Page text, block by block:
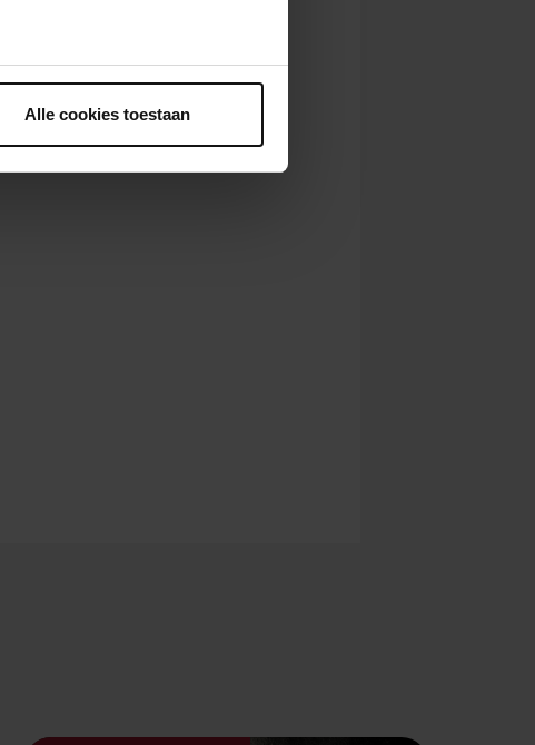
of intrekken.
Alle cookies toestaan